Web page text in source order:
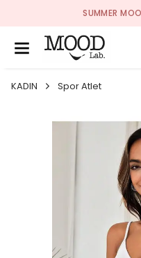
SUMMER
KADIN Spor Atlet